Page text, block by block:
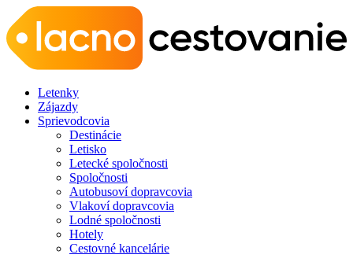
Letenky
Zájazdy
Sprievodcovia
Destinácie
Letisko
Letecké spoločnosti
Spoločnosti
Autobusoví dopravcovia
Vlakoví dopravcovia
Lodné spoločnosti
Hotely
Cestovné kancelárie